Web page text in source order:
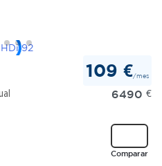
109 €/mes
6490 €
Comparar